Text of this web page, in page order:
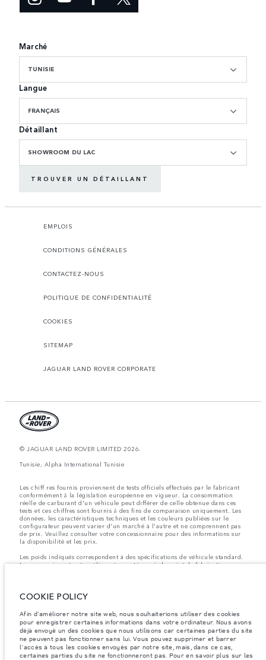
Marché
TUNISIE
Langue
FRANÇAIS
Détaillant
SHOWROOM DU LAC
TROUVER UN DÉTAILLANT
EMPLOIS
CONDITIONS GÉNÉRALES
CONTACTEZ-NOUS
POLITIQUE DE CONFIDENTIALITÉ
COOKIES
SITEMAP
JAGUAR LAND ROVER CORPORATE
© JAGUAR LAND ROVER LIMITED 2026.
Tunisie, Alpha International Tunisie
Les chiff res fournis proviennent de tests officiels effectués par le fabricant
conformément å la législation européenne en vigueur. La consommation
réelle de carburant d'un véhicule peut différer de celle obtenue dans ces
tests et ces chiffres sont fournis å des fins de comparaison uniquement. Les
données, les caractéristiques techniques et les couleurs publiées sur le
configurateur peuvent varier d'un marché à l'autre et ne comprennent pas
de prix. Veuillez consulter votre concessionnaire pour des informations sur
la disponibilité et les prix.
Les poids indiqués correspondent à des spécifications de véhicule standard.
Les accessoires et autres éléments montés après le point de fabrication
et des carburants.
Remarque importante sur les images et les spécifications.
La pénurie
mondiale de semi-conducteurs affecte actuellement les spécifications de
construction des véhicules, la disponibilité des options et les délais de
construction. Cette situation s’avère très fluctuante, et par conséquent, les
images utilisées actuellement sur le site Web peuvent ne pas refléter
entièrement les spécifications actuelles en ce qui concerne les
caractéristiques, les options, les finitions et les combinaisons de couleurs.
COOKIE POLICY
Afin d'améliorer notre site web, nous souhaiterions utiliser des cookies
pour enregistrer certaines informations dans votre ordinateur. Nous avons
déjà envoyé un des cookies que nous utilisons car certaines parties du site
ne peuvent pas fonctionner sans lui. Vous pouvez supprimer et barrer
l'accès à tous les cookies envoyés par notre site, mais, dans ce cas,
certaines parties du site ne fonctionneront pas. Pour en savoir plus sur les